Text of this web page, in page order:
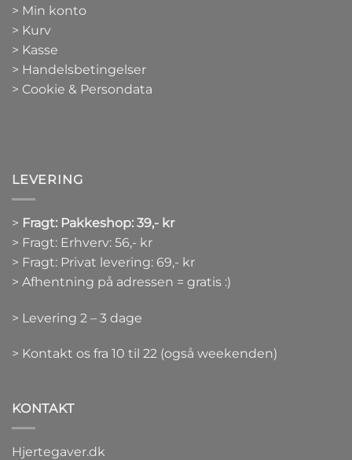
> Min konto
> Kurv
> Kasse
> Handelsbetingelser
> Cookie & Persondata
LEVERING
> Fragt: Pakkeshop: 39,- kr
> Fragt: Erhverv: 56,- kr
> Fragt: Privat levering: 69,- kr
> Afhentning på adressen = gratis :)
> Levering 2 – 3 dage
> Kontakt os fra 10 til 22 (også weekenden)
KONTAKT
Hjertegaver.dk